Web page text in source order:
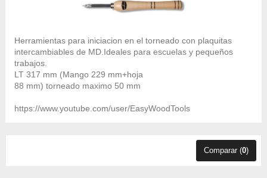
Herramientas para iniciacion en el torneado con plaquitas
intercambiables de MD.Ideales para escuelas y pequeños
trabajos.
LT 317 mm (Mango 229 mm+hoja
88 mm) torneado maximo 50 mm
https://www.youtube.com/user/EasyWoodTools
Comparar (0)